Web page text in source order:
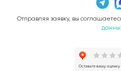
Отправляя заявку, вы